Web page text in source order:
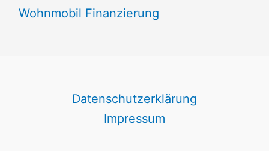
Wohnmobil Finanzierung
Datenschutzerklärung
Impressum